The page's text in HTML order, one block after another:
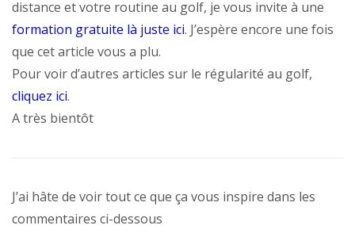
distance et votre routine au golf, je vous invite à une
formation gratuite là juste ici. J’espère encore une fois
que cet article vous a plu.
Pour voir d’autres articles sur le régularité au golf,
cliquez ici.
A très bientôt
J’ai hâte de voir tout ce que ça vous inspire dans les
commentaires ci-dessous